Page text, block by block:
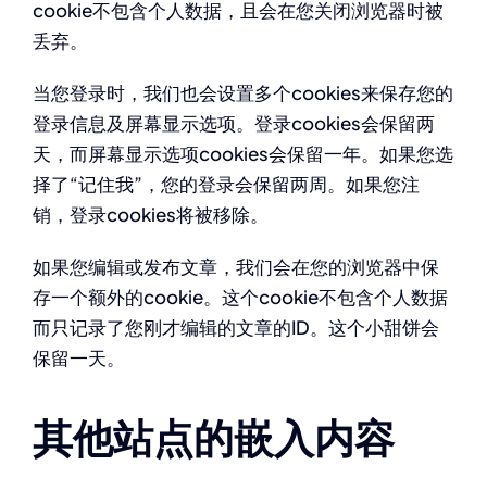
cookie不包含个人数据，且会在您关闭浏览器时被
丢弃。
当您登录时，我们也会设置多个cookies来保存您的
登录信息及屏幕显示选项。登录cookies会保留两
天，而屏幕显示选项cookies会保留一年。如果您选
择了“记住我”，您的登录会保留两周。如果您注
销，登录cookies将被移除。
如果您编辑或发布文章，我们会在您的浏览器中保
存一个额外的cookie。这个cookie不包含个人数据
而只记录了您刚才编辑的文章的ID。这个小甜饼会
保留一天。
其他站点的嵌入内容